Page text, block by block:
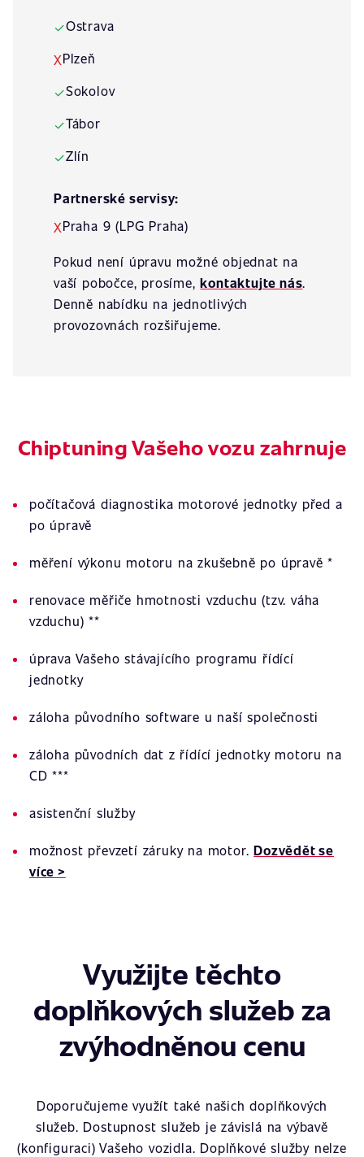
✓Ostrava
XPlzeň
✓Sokolov
✓Tábor
✓Zlín
Partnerské servisy:
XPraha 9 (LPG Praha)
Pokud není úpravu možné objednat na
vaší pobočce, prosíme,kontaktujte nás.
Denně nabídku na jednotlivých
provozovnách rozšiřujeme.
Chiptuning Vašeho vozu zahrnuje
počítačová diagnostika motorové jednotky před a
po úpravě
měření výkonu motoru na zkušebně po úpravě *
renovace měřiče hmotnosti vzduchu (tzv. váha
vzduchu) **
úprava Vašeho stávajícího programu řídící
jednotky
záloha původního software u naší společnosti
záloha původních dat z řídící jednotky motoru na
CD ***
asistenční služby
možnost převzetí záruky na motor.Dozvědět se
více >
Využijte těchto
doplňkových služeb za
zvýhodněnou cenu
Doporučujeme využít také našich doplňkových
služeb. Dostupnost služeb je závislá na výbavě
(konfiguraci) Vašeho vozidla. Doplňkové služby nelze